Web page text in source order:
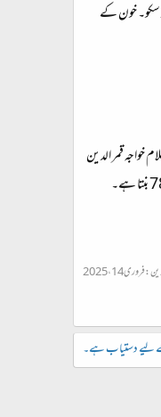
سکو۔ خون کے
کہ شیخ الاسلام خواجہ قمر الدین
فروری 14، 2025
لیے دستیاب ہے۔